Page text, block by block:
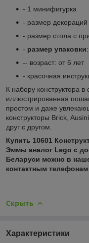
- 1 минифигурка
- размер декораций
- размер стола с
- размер упаковки
-- возраст: от 6 лет
- красочная
К набору конструктора
иллюстрированная
простом и даже
конструкторы Brick,
друг с другом.
Купить 10601
Эммы аналог Lego с
Беларуси можно в
контактным телефонам
Скрыть
Характеристики